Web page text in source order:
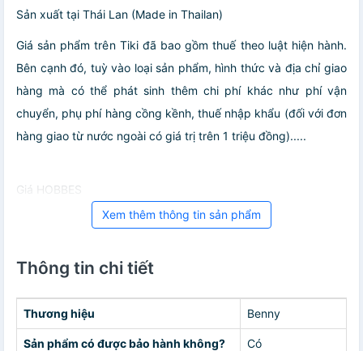
Sản xuất tại Thái Lan (Made in Thailan)
Giá sản phẩm trên Tiki đã bao gồm thuế theo luật hiện hành.
Bên cạnh đó, tuỳ vào loại sản phẩm, hình thức và địa chỉ giao
hàng mà có thể phát sinh thêm chi phí khác như phí vận
chuyển, phụ phí hàng cồng kềnh, thuế nhập khẩu (đối với đơn
hàng giao từ nước ngoài có giá trị trên 1 triệu đồng).....
Giá HOBBES
Xem thêm thông tin sản phẩm
Thông tin chi tiết
Thương hiệu Benny
Sản phẩm có được bảo hành không? Có